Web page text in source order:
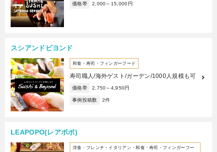
価格帯 2,000～15,000円
スシアンドビヨンド
和食・寿司・フィンガーフード
寿司職人/海外ゲスト/ガーデン/1000人規模も可
価格帯 2,750～4,950円
事例投稿数 2件
LEAPOPO(レアポポ)
洋食・フレンチ・イタリアン・和食・寿司・フィンガーフー